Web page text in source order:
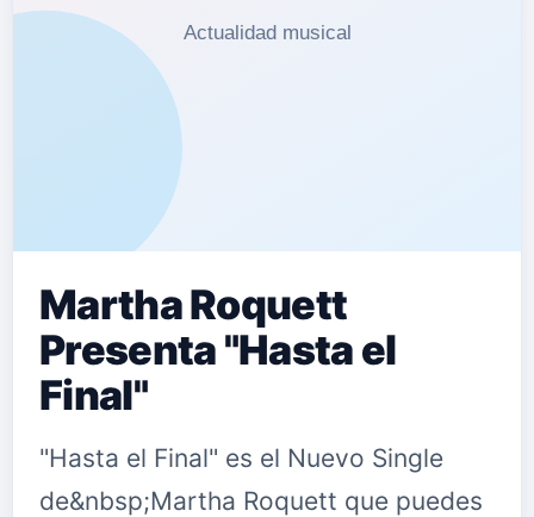
Martha Roquett
Presenta "Hasta el
Final"
"Hasta el Final" es el Nuevo Single
de&nbsp;Martha Roquett que puedes